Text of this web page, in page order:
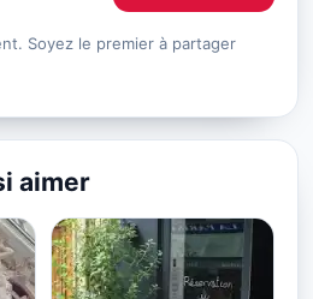
Soyez le premier à partager
aimer